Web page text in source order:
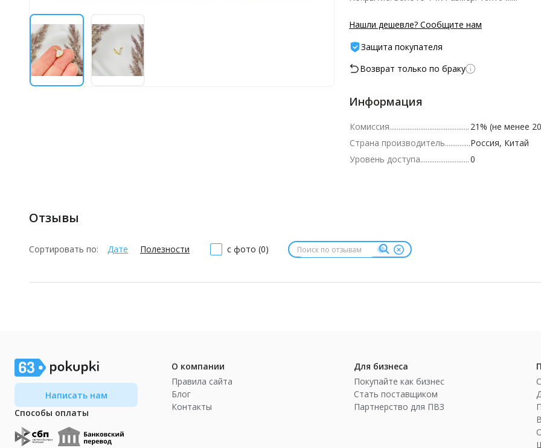
Нашли дешевле? Сообщите нам
Защита покупателя
Возврат только по браку
Информация
Комиссия
21% (не менее
Страна производитель
Россия, Китай
Уровень доступа
0
Отзывы
Сортировать по: Дате Полезности с фото (0)
Написать нам
Способы оплаты
О компании
Правила сайта
Блог
Контакты
Для бизнеса
Покупайте как бизнес
Стать поставщиком
Партнерство для ПВЗ